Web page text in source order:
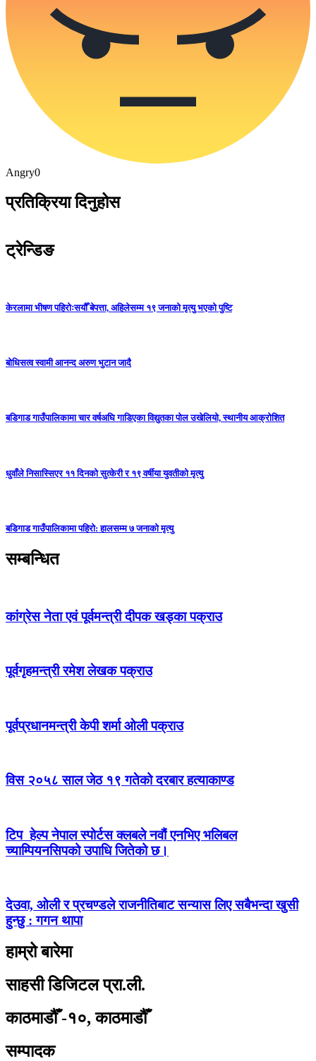
Angry0
प्रतिक्रिया दिनुहोस
ट्रेन्डिङ
केरलामा भीषण पहिरोःसयौँ बेपत्ता, अहिलेसम्म १९ जनाको मृत्यु भएको पुष्टि
बोधिसत्व स्वामी आनन्द अरुण भुटान जादै
बडिगाड गाउँपालिकामा चार वर्षअघि गाडिएका विद्युतका पोल उखेलियो, स्थानीय आक्रोशित
धुवाँले निसास्सिएर ११ दिनको सुत्केरी र १९ वर्षीया युवतीको मृत्यु
बडिगाड गाउँपालिकामा पहिरो: हालसम्म ७ जनाको मृत्यु
सम्बन्धित
कांग्रेस नेता एवं पूर्वमन्त्री दीपक खड्का पक्राउ
पूर्वगृहमन्त्री रमेश लेखक पक्राउ
पूर्वप्रधानमन्त्री केपी शर्मा ओली पक्राउ
विस २०५८ साल जेठ १९ गतेको दरबार हत्याकाण्ड
टिप हेल्प नेपाल स्पोर्टस क्लबले नवौं एनभिए भलिबल
च्याम्पियनसिपको उपाधि जितेको छ।
देउवा, ओली र प्रचण्डले राजनीतिबाट सन्यास लिए सबैभन्दा खुसी
हुन्छु : गगन थापा
हाम्रो बारेमा
साहसी डिजिटल प्रा.ली.
काठमाडौँ -१०, काठमाडौँ
सम्पादक